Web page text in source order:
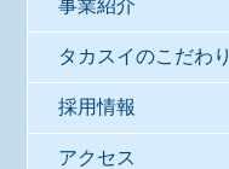
事業紹介
タカスイのこだわり
採用情報
アクセス